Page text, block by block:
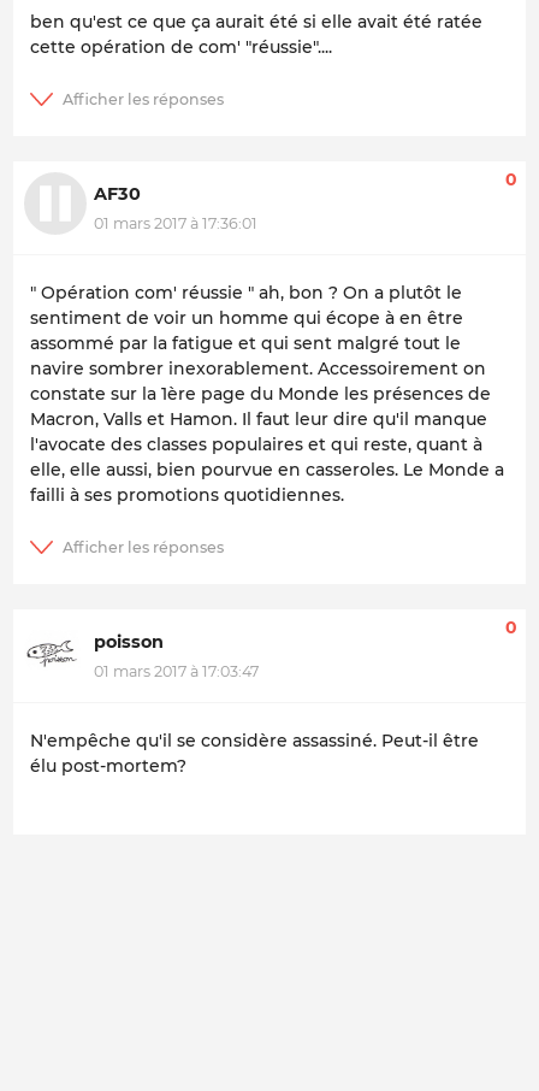
ben qu'est ce que ça aurait été si elle avait été ratée
cette opération de com' "réussie"....
AF30
01 mars 2017 à 17:36:01
0
" Opération com' réussie " ah, bon ? On a plutôt le
sentiment de voir un homme qui écope à en être
assommé par la fatigue et qui sent malgré tout le
navire sombrer inexorablement. Accessoirement on
constate sur la 1ère page du Monde les présences de
Macron, Valls et Hamon. Il faut leur dire qu'il manque
l'avocate des classes populaires et qui reste, quant à
elle, elle aussi, bien pourvue en casseroles. Le Monde a
failli à ses promotions quotidiennes.
poisson
01 mars 2017 à 17:03:47
0
N'empêche qu'il se considère assassiné. Peut-il être
élu post-mortem?